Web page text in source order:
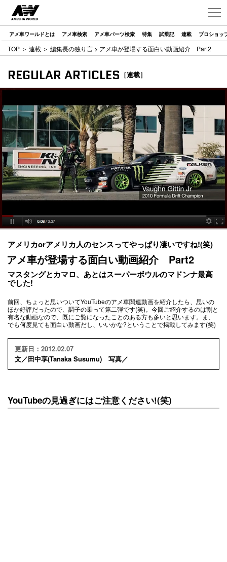
アメ車ワールドとは アメ車検索 アメ車パーツ検索 特集 試乗記 連載 プロショッ
TOP ＞ 連載 ＞ 編集長の独り言 > アメ車が登場する面白い動画紹介 Part2
REGULAR ARTICLES ［連載］
アメリカorアメリカ人のセンスってやっぱり凄いですね!(笑)
アメ車が登場する面白い動画紹介 Part2
マスタングとカマロ、あとはスーパーボウルのマドンナ最高
でした!
前回、ちょっと思いついてYouTubeのアメ車関連動画を紹介したら、思いの
ほか好評だったので、調子の乗って第二弾です(笑)。今回ご紹介するのは割と
有名な動画なので、既にご覧になったことのある方も多いと思います。ま、
でも何度見ても面白い動画だし、いいかな?ということで掲載してみます(笑)
更新日：2012.02.07
文／田中享(Tanaka Susumu) 写真／
YouTubeの見過ぎにはご注意ください!(笑)